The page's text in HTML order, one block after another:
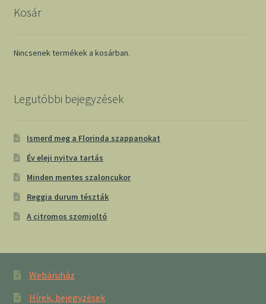
Kosár
Nincsenek termékek a kosárban.
Legutóbbi bejegyzések
Ismerd meg a Florinda szappanokat
Év eleji nyitva tartás
Minden mentes szaloncukor
Reggia durum tészták
A citromos szomjoltó
Webáruház
Hírek, bejegyzések